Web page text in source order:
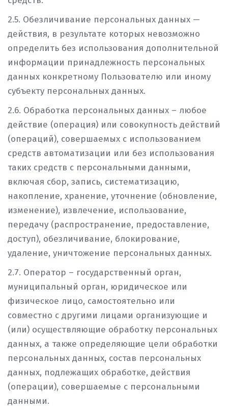
2.5. Обезличивание персональных данных —
действия, в результате которых невозможно
определить без использования дополнительной
информации принадлежность персональных
данных конкретному Пользователю или иному
субъекту персональных данных.
2.6. Обработка персональных данных – любое
действие (операция) или совокупность действий
(операций), совершаемых с использованием
средств автоматизации или без использования
таких средств с персональными данными,
включая сбор, запись, систематизацию,
накопление, хранение, уточнение (обновление,
изменение), извлечение, использование,
передачу (распространение, предоставление,
доступ), обезличивание, блокирование,
удаление, уничтожение персональных данных.
2.7. Оператор – государственный орган,
муниципальный орган, юридическое или
физическое лицо, самостоятельно или
совместно с другими лицами организующие и
(или) осуществляющие обработку персональных
данных, а также определяющие цели обработки
персональных данных, состав персональных
данных, подлежащих обработке, действия
(операции), совершаемые с персональными
данными.